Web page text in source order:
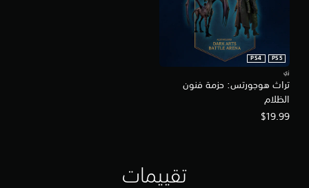
تراث هوجورتس: حزمة فنون
الظلام
PS5
PS4
زي
$19.99
تقييمات